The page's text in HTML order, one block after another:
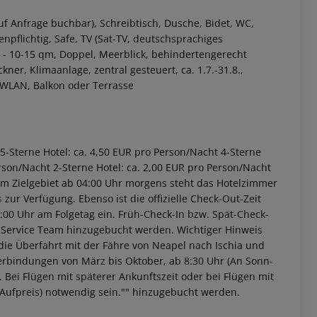
Anfrage buchbar), Schreibtisch, Dusche, Bidet, WC,
Safe, TV (Sat-TV, deutschsprachiges
- 10-15 qm, Doppel, Meerblick, behindertengerecht
Klimaanlage, zentral gesteuert, ca. 1.7.-31.8.,
Balkon oder Terrasse
Hotel: ca. 4,50 EUR pro Person/Nacht 4-Sterne
Nacht 2-Sterne Hotel: ca. 2,00 EUR pro Person/Nacht
Zielgebiet ab 04:00 Uhr morgens steht das Hotelzimmer
Verfügung. Ebenso ist die offizielle Check-Out-Zeit
Uhr am Folgetag ein. Früh-Check-In bzw. Spät-Check-
Team hinzugebucht werden. Wichtiger Hinweis
Überfahrt mit der Fähre von Neapel nach Ischia und
von März bis Oktober, ab 8:30 Uhr (An Sonn-
Flügen mit späterer Ankunftszeit oder bei Flügen mit
notwendig sein."" hinzugebucht werden.